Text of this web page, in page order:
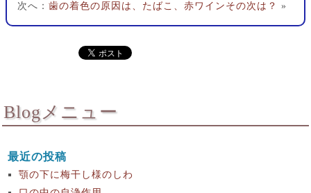
次へ： 歯の着色の原因は、たばこ、赤ワインその次は？ »
Blogメニュー
最近の投稿
顎の下に梅干し様のしわ